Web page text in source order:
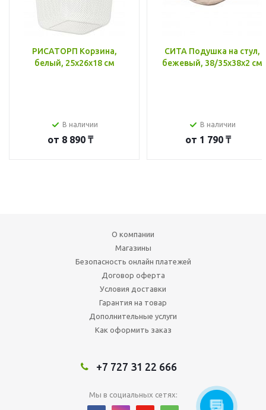
РИСАТОРП Корзина,
белый, 25x26x18 см
В наличии
от 8 890 ₸
СИТА Подушка на стул,
бежевый, 38/35x38x2 см
В наличии
от 1 790 ₸
О компании
Магазины
Безопасность онлайн платежей
Договор оферта
Условия доставки
Гарантия на товар
Дополнительные услуги
Как оформить заказ
+7 727 31 22 666
Мы в социальных сетях: